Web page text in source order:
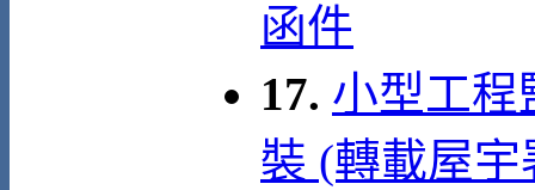
函件
17. 小型工程
裝 (轉載屋宇